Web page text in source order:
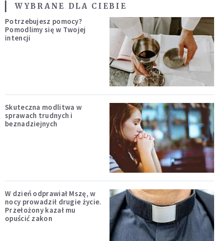
WYBRANE DLA CIEBIE
Potrzebujesz pomocy?
Pomodlimy się w Twojej
intencji
Skuteczna modlitwa w
sprawach trudnych i
beznadziejnych
W dzień odprawiał Mszę, w
nocy prowadził drugie życie.
Przełożony kazał mu
opuścić zakon